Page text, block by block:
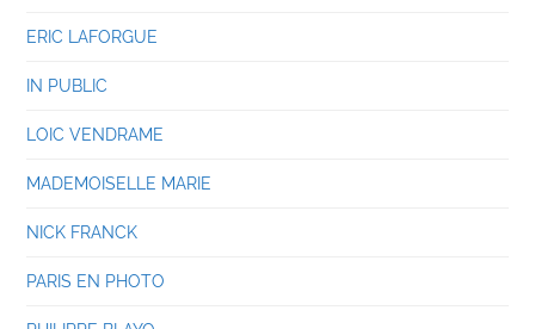
ERIC LAFORGUE
IN PUBLIC
LOIC VENDRAME
MADEMOISELLE MARIE
NICK FRANCK
PARIS EN PHOTO